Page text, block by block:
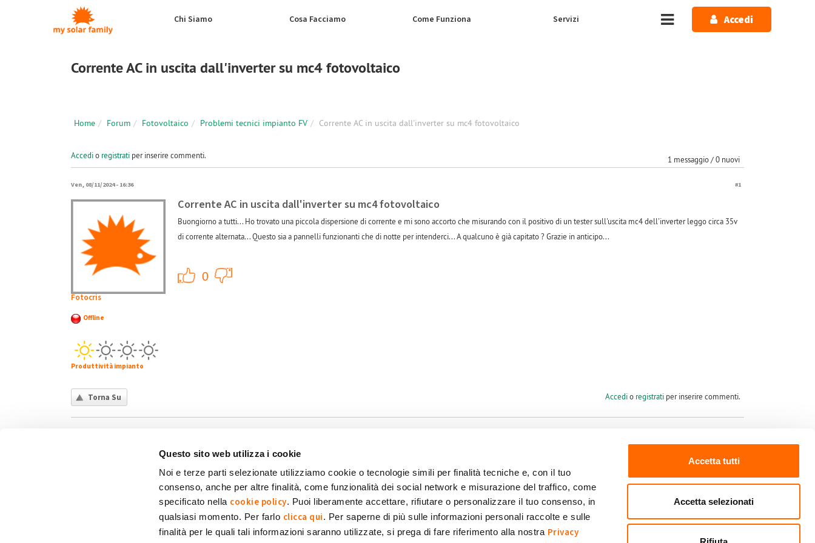
Questo sito web utilizza i cookie
Noi e terze parti selezionate utilizziamo cookie o tecnologie simili per finalità tecniche e, con il tuo
consenso, anche per altre finalità, come funzionalità dei social network e misurazione del traffico, come
specificato nella cookie policy. Puoi liberamente accettare, rifiutare o personalizzare il tuo consenso, in
qualsiasi momento. Per farlo clicca qui. Per saperne di più sulle informazioni personali raccolte e sulle
finalità per le quali tali informazioni saranno utilizzate, si prega di fare riferimento alla nostra Privacy
Accetta tutti
Accetta selezionati
Salta al contenuto principale
Chi Siamo Cosa Facciamo Come Funziona Servizi Accedi
Corrente AC in uscita dall'inverter su mc4 fotovoltaico
Home Forum Fotovoltaico Problemi tecnici impianto FV Corrente AC in uscita dall'inverter su mc4 fotovoltaico
1 messaggio / 0 nuovi
Accedio registrati per inserire commenti.
Ven, 08/11/2024 - 16:36 #1
Fotocris
Offline
Produttività impianto
Corrente AC in uscita dall'inverter su mc4 fotovoltaico
Buongiorno a tutti... Ho trovato una piccola dispersione di corrente e mi sono accorto che misurando con il positivo di un tester sull'uscita mc4 dell'inverter leggo circa 35v
di corrente alternata... Questo sia a pannelli funzionanti che di notte per intenderci... A qualcuno è già capitato ? Grazie in anticipo...
0
Torna Su Accedio registratiper inserire commenti.
Contatti Privacy policy Cookie Dichiarazione di accessibilità POR FESR 2014-2020
My Solar Family è un marchio di Eni Plenitude SpA Società Benefit POWERED BY: